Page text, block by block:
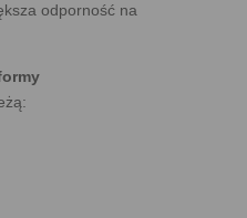
odporność na